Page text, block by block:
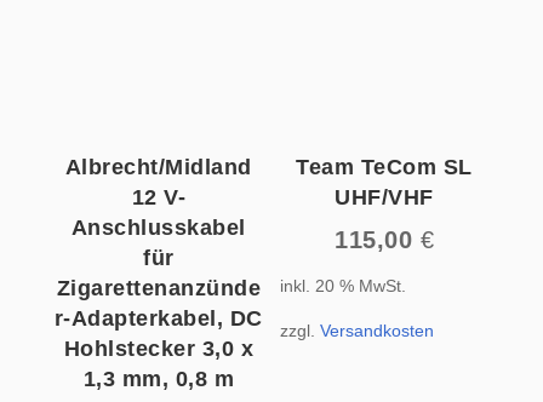
Albrecht/Midland
12 V-
Anschlusskabel
für
Zigarettenanzünde
r-Adapterkabel, DC
Hohlstecker 3,0 x
1,3 mm, 0,8 m
Team TeCom SL
UHF/VHF
115,00 €
inkl. 20 % MwSt.
zzgl.Versandkosten